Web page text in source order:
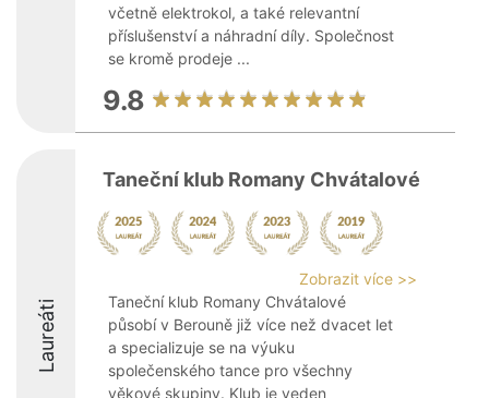
včetně elektrokol, a také relevantní
příslušenství a náhradní díly. Společnost
se kromě prodeje ...
9.8
Laureáti
Taneční klub Romany Chvátalové
Zobrazit více >>
Taneční klub Romany Chvátalové
působí v Berouně již více než dvacet let
a specializuje se na výuku
společenského tance pro všechny
věkové skupiny. Klub je veden